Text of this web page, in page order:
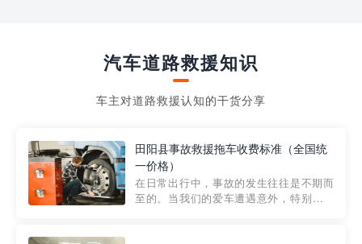
汽车道路救援知识
车主对道路救援认知的干货分享
田阳县事故救援拖车收费标准（全国统
一价格）
在日常出行中，事故的发生往往是不期而
至的。当我们的爱车遭遇意外，特别是在